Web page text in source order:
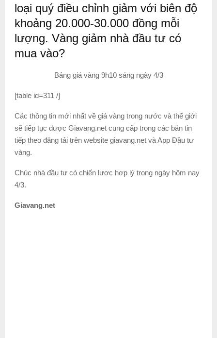
loại quý điều chỉnh giảm với biên độ
khoảng 20.000-30.000 đồng mỗi
lượng. Vàng giảm nhà đầu tư có
mua vào?
Bảng giá vàng 9h10 sáng ngày 4/3
[table id=311 /]
Các thông tin mới nhất về giá vàng trong nước và thế giới
sẽ tiếp tục được Giavang.net cung cấp trong các bản tin
tiếp theo đăng tải trên website giavang.net và App Đầu tư
vàng.
Chúc nhà đầu tư có chiến lược hợp lý trong ngày hôm nay
4/3.
Giavang.net